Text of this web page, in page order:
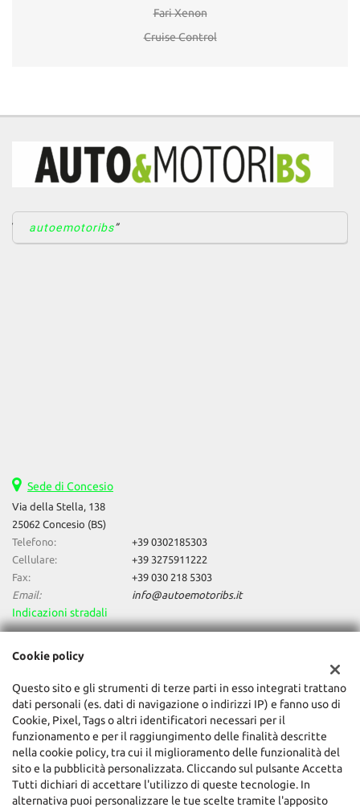
Fari Xenon
Cruise Control
autoemotoribs
Sede di Concesio
Via della Stella, 138
25062 Concesio (BS)
Telefono:
+39 0302185303
Cellulare:
+39 3275911222
Fax:
+39 030 218 5303
Email:
info@autoemotoribs.it
Indicazioni stradali
Auto & Motori Di Daniele Bagozzi
Via della Stella, 138, Concesio (BS)
C.F/P.IVA:03856060987
Registro delle imprese: BS
Cookie policy
Questo sito e gli strumenti di terze parti in esso integrati trattano
dati personali (es. dati di navigazione o indirizzi IP) e fanno uso di
Cookie, Pixel, Tags o altri identificatori necessari per il
funzionamento e per il raggiungimento delle finalità descritte
nella cookie policy, tra cui il miglioramento delle funzionalità del
sito e la pubblicità personalizzata. Cliccando sul pulsante Accetta
Tutti dichiari di accettare l'utilizzo di queste tecnologie. In
alternativa puoi personalizzare le tue scelte tramite l'apposito